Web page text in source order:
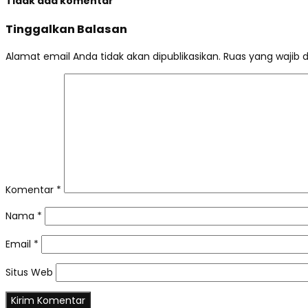
Tinggalkan Balasan
Alamat email Anda tidak akan dipublikasikan. Ruas yang wajib
Komentar *
Nama *
Email *
Situs Web